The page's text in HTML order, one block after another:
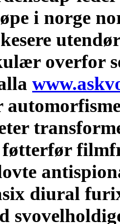
i norge
overfor
diural